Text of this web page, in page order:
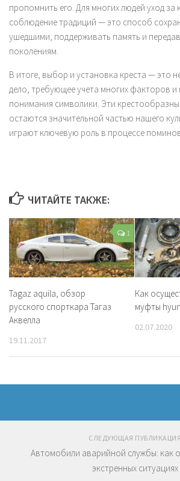
пропомнить его. Для многих людей уход за
соблюдение традиций — это способ
ушедшими, поддерживать память и
поколениям.
В итоге, выбор и установка креста — это
дело, требующее учета многих факторов и
понимания символики. Эти
остаются значительной частью нашего
играют ключевую роль в процессе
ЧИТАЙТЕ ТАКЖЕ:
1
Tagaz aquila, обзор
русского спорткара Тагаз
Аквелла
19.11.2017
Как
муфты
02.07.2020
СЛЕДУЮЩАЯ ПУБЛИКАЦИЯ
Автомобили аварийной службы: как
экстренных ситуациях